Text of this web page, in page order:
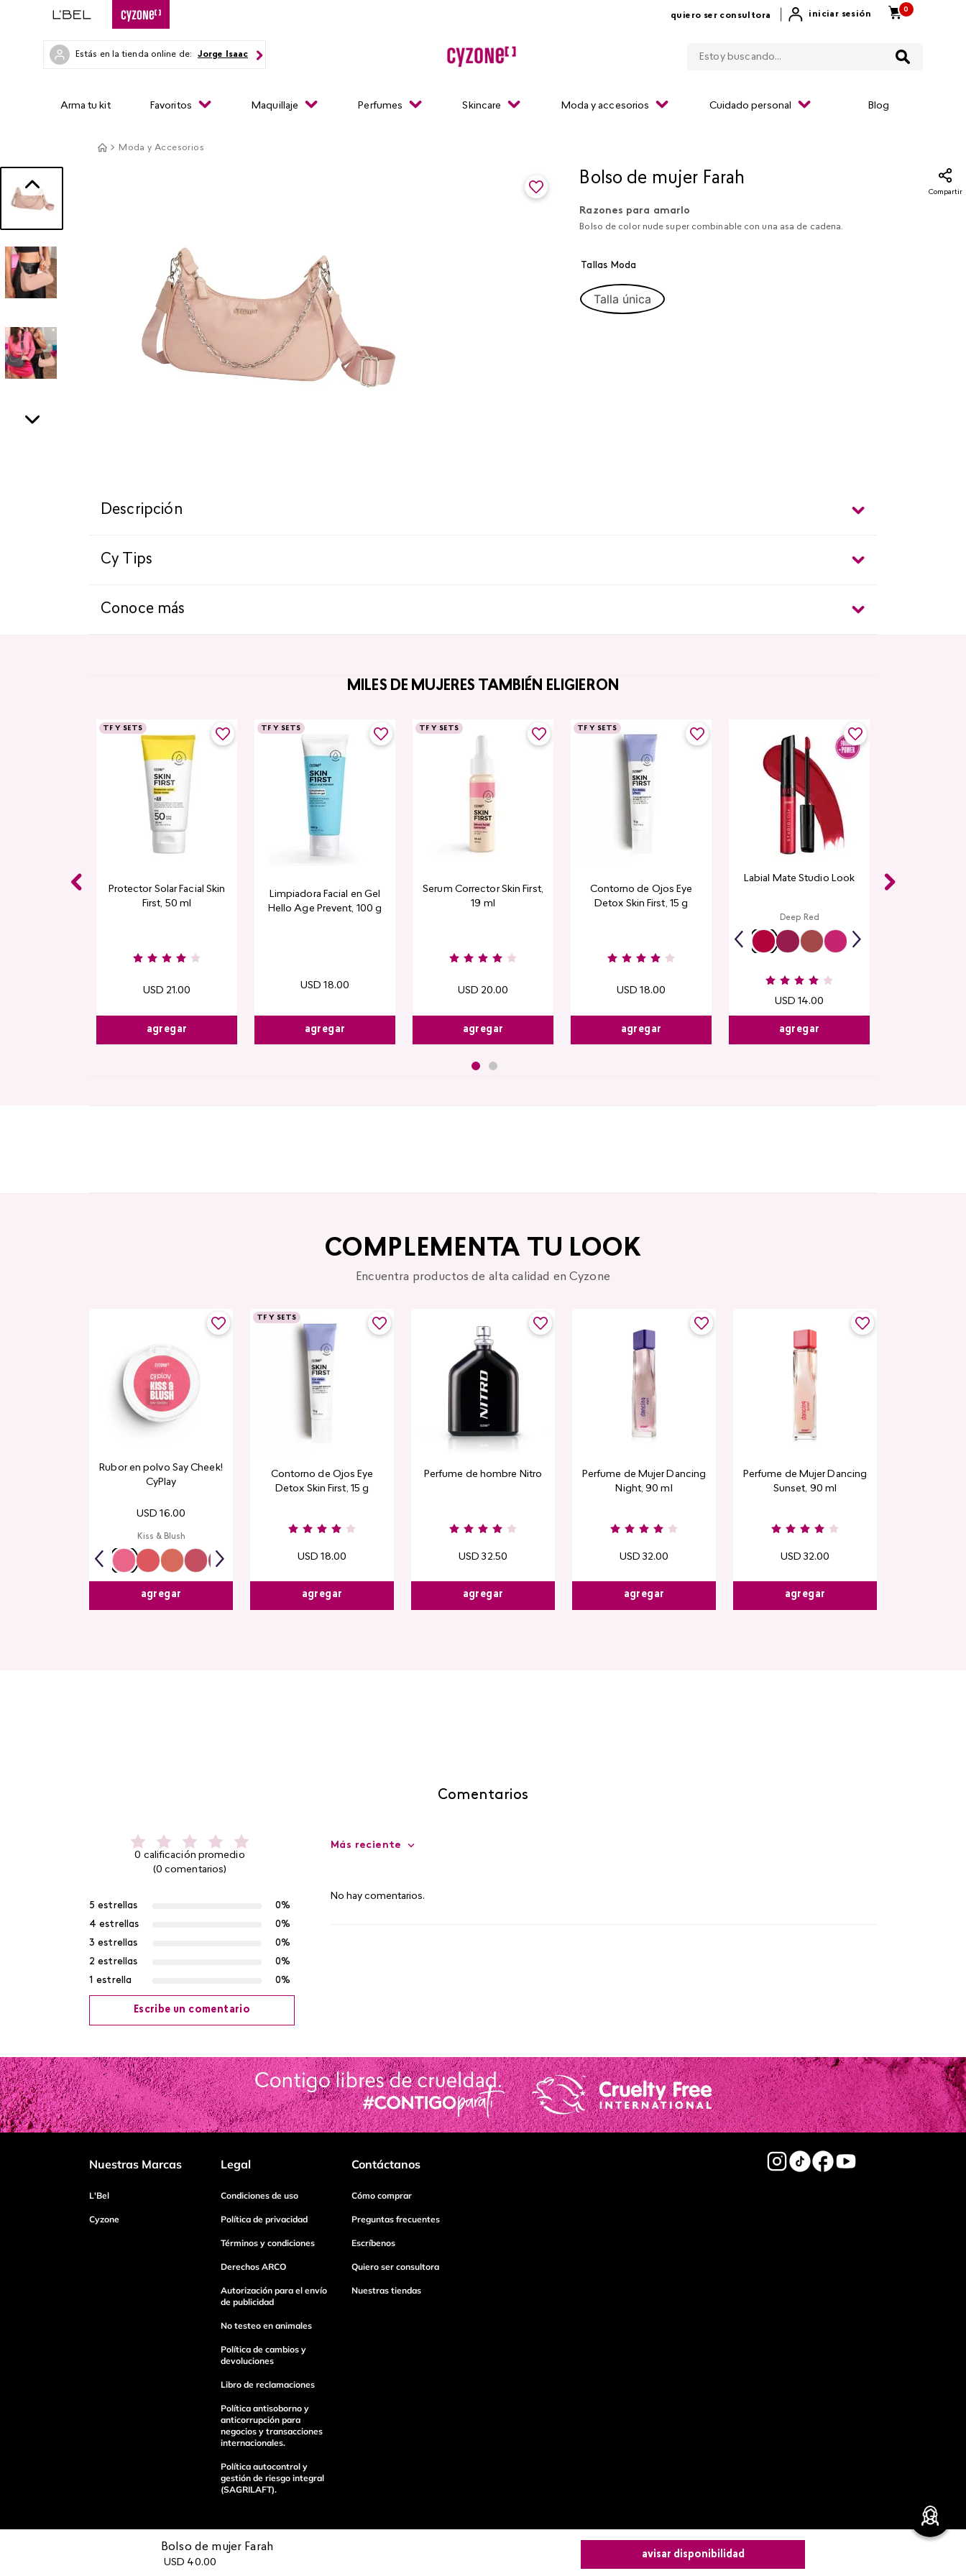
quiero ser consultora iniciar sesión
0
Estás en la tienda online de: Jorge Isaac
Arma tu kit Favoritos Maquillaje Perfumes Skincare Moda y accesorios Cuidado personal Blog
Moda y Accesorios
Bolso de mujer Farah​
Compartir
Razones para amarlo
Bolso de color nude super combinable con una asa de cadena.
Tallas Moda
Talla única
Bolso de mujer Farah​
USD 40.00
avisar disponibilidad
Descripción
Cy Tips
Conoce más
MILES DE MUJERES TAMBIÉN ELIGIERON
TF Y SETS
Protector Solar Facial Skin
First, 50 ml
USD 21 .00
agregar
TF Y SETS
Limpiadora Facial en Gel
Hello Age Prevent, 100 g
USD 18.00
agregar
TF Y SETS
Serum Corrector Skin First,
19 ml
USD 20.00
agregar
TF Y SETS
Contorno de Ojos Eye
Detox Skin First, 15 g
USD 18.00
agregar
Labial Mate Studio Look
Deep Red
USD 14.00
agregar
COMPLEMENTA TU LOOK
Encuentra productos de alta calidad en Cyzone
Rubor en polvo Say Cheek!
CyPlay
USD 16.00
Kiss & Blush
agregar
TF Y SETS
Contorno de Ojos Eye
Detox Skin First, 15 g
USD 18.00
agregar
Perfume de hombre Nitro
USD 32.50
agregar
Perfume de Mujer Dancing
Night, 90 ml
USD 32.00
agregar
Perfume de Mujer Dancing
Sunset, 90 ml
USD 32.00
agregar
Comentarios
0 calificación promedio
(0 comentarios)
5 estrellas
0%
4 estrellas
0%
3 estrellas
0%
2 estrellas
0%
1 estrella
0%
Escribe un comentario
Agregar comentario
Título
Tu nombre
Más reciente
No hay comentarios.
Nuestras Marcas
L'Bel
Cyzone
Legal
Condiciones de uso
Política de privacidad
Términos y condiciones
Derechos ARCO
Autorización para el envío
de publicidad
No testeo en animales
Política de cambios y
devoluciones
Libro de reclamaciones
Política antisoborno y
anticorrupción para
negocios y transacciones
internacionales.
Política autocontrol y
gestión de riesgo integral
(SAGRILAFT).
Contáctanos
Cómo comprar
Preguntas frecuentes
Escríbenos
Quiero ser consultora
Nuestras tiendas
Pagos 100%